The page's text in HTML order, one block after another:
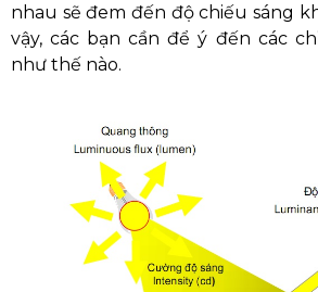
nhau sẽ đem đến độ chiếu sáng
vậy, các bạn cần để ý đến các
như thế nào.